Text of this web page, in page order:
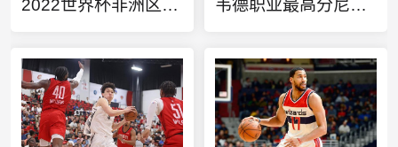
2022世界杯非洲区预选赛分组 韦德职业最高分尼克斯vs热火